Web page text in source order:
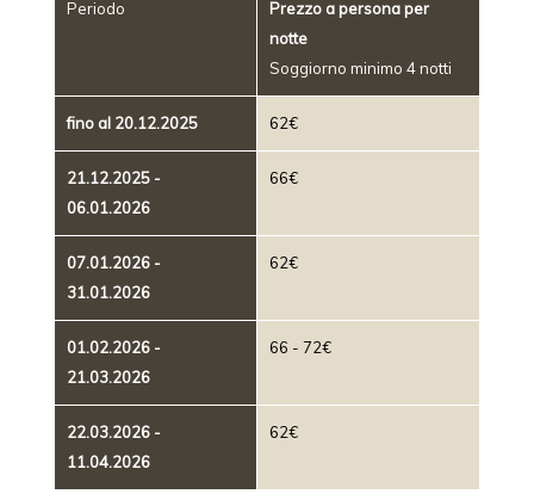
Periodo
Prezzo a persona per
notte
Soggiorno minimo 4 notti
fino al 20.12.2025 62€
21.12.2025 -
06.01.2026
66€
07.01.2026 -
31.01.2026
62€
01.02.2026 -
21.03.2026
66 - 72€
22.03.2026 -
11.04.2026
62€